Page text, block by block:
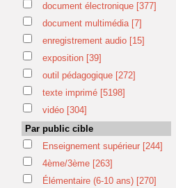
document électronique [377]
document multimédia [7]
enregistrement audio [15]
exposition [39]
outil pédagogique [272]
texte imprimé [5198]
vidéo [304]
Par public cible
Enseignement supérieur [244]
4ème/3ème [263]
Élémentaire (6-10 ans) [270]